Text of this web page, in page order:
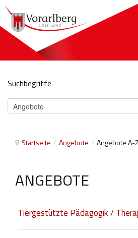
Suchbegriffe
Startseite / Angebote / Angebote A-Z
ANGEBOTE
Tiergestützte Pädagogik /